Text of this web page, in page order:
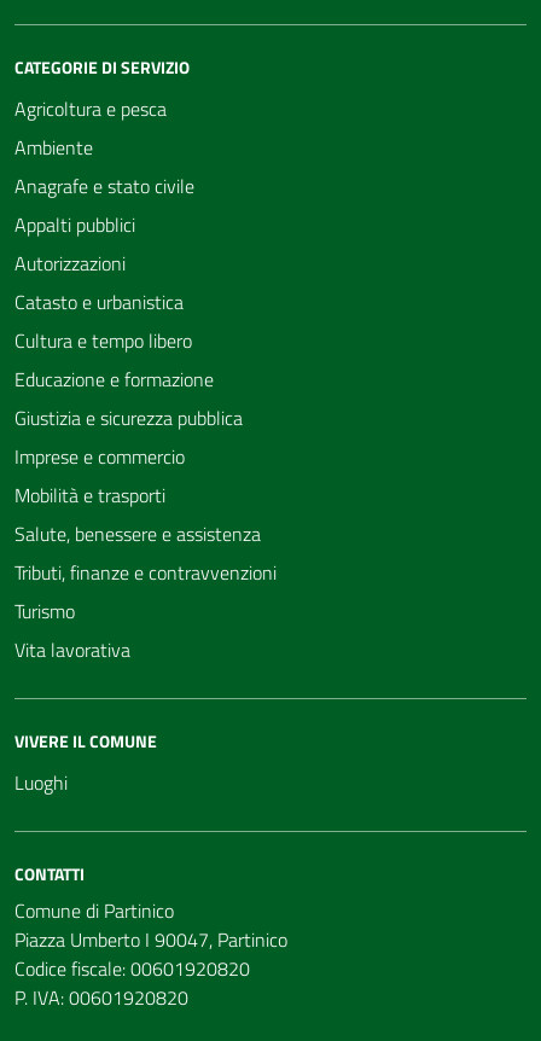
CATEGORIE DI SERVIZIO
Agricoltura e pesca
Ambiente
Anagrafe e stato civile
Appalti pubblici
Autorizzazioni
Catasto e urbanistica
Cultura e tempo libero
Educazione e formazione
Giustizia e sicurezza pubblica
Imprese e commercio
Mobilità e trasporti
Salute, benessere e assistenza
Tributi, finanze e contravvenzioni
Turismo
Vita lavorativa
VIVERE IL COMUNE
Luoghi
CONTATTI
Comune di Partinico
Piazza Umberto I 90047, Partinico
Codice fiscale: 00601920820
P. IVA: 00601920820